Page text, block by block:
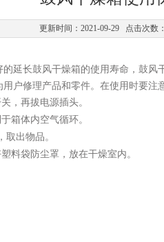
更新时间：2021-09-29 点击次数
延长鼓风干燥箱的使用寿命，鼓
户修理产品和零件。在使用时要注
，再拔电源插头。
箱体内空气循环。
出物品。
料袋防尘罩，放在干燥室内。